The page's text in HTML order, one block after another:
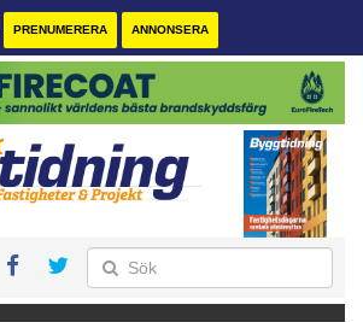
PRENUMERERA ANNONSERA